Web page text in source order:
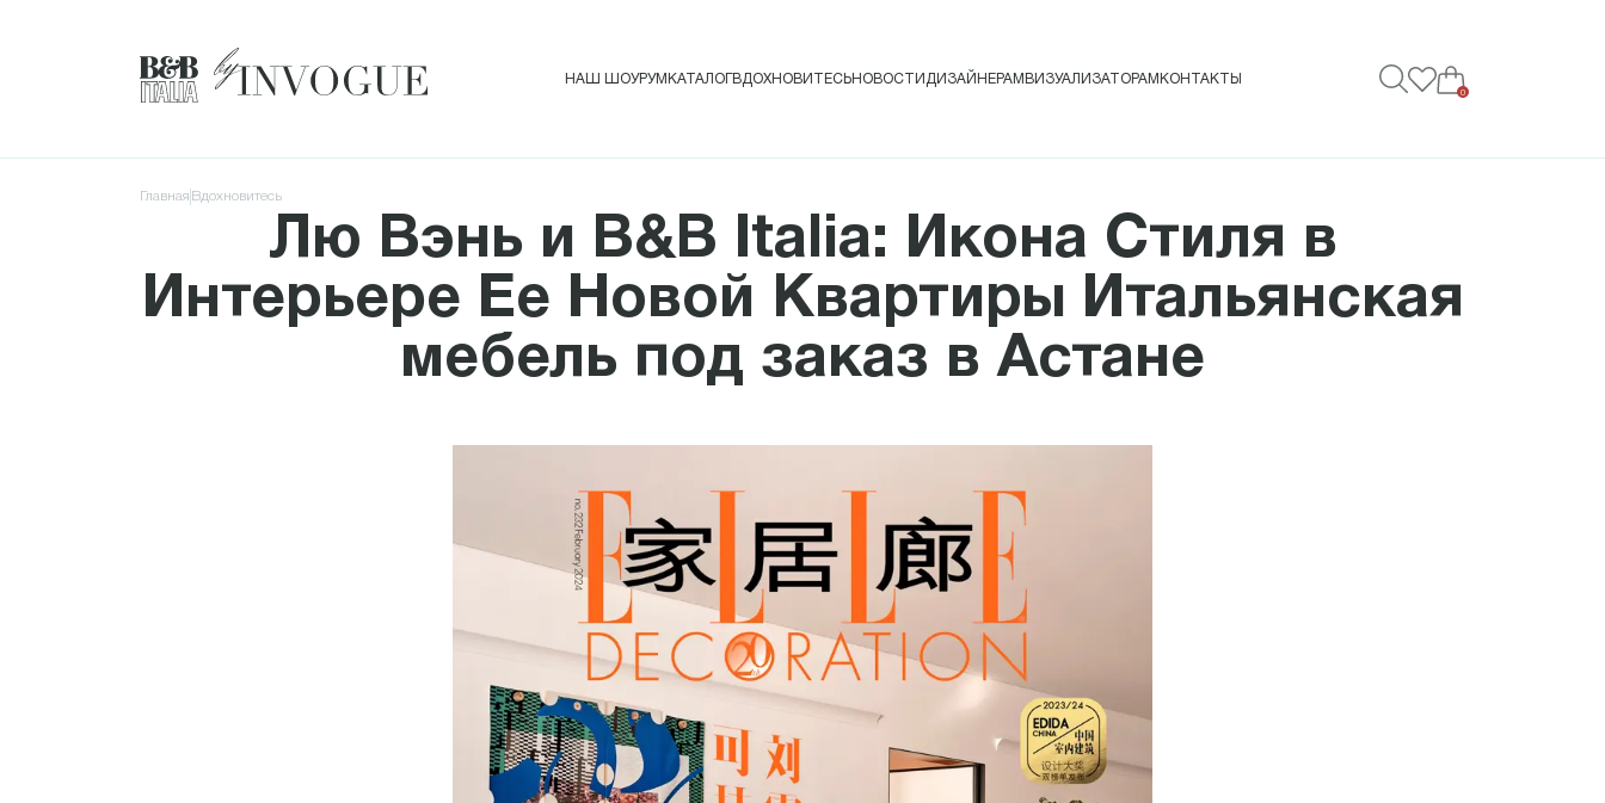
НАШ ШОУРУМ КАТАЛОГ ВДОХНОВИТЕСЬНОВОСТИ ДИЗАЙНЕРАМ ВИЗУАЛИЗАТОРАМ КОНТАКТЫ
0
Главная Вдохновитесь
Лю Вэнь и B&B Italia: Икона Стиля в
Интерьере Ее Новой Квартиры Итальянская
мебель под заказ в Астане